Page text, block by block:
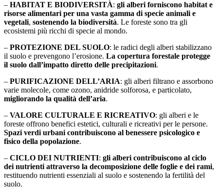
– HABITAT E BIODIVERSITÀ: gli alberi forniscono habitat e
risorse alimentari per una vasta gamma di specie animali e
vegetali, sostenendo la biodiversità. Le foreste sono tra gli
ecosistemi più ricchi di specie al mondo.
– PROTEZIONE DEL SUOLO: le radici degli alberi stabilizzano
il suolo e prevengono l’erosione. La copertura forestale protegge
il suolo dall’impatto diretto delle precipitazioni.
– PURIFICAZIONE DELL’ARIA: gli alberi filtrano e assorbono
varie molecole, come ozono, anidride solforosa, e particolato,
migliorando la qualità dell’aria.
– VALORE CULTURALE E RICREATIVO: gli alberi e le
foreste offrono benefici estetici, culturali e ricreativi per le persone.
Spazi verdi urbani contribuiscono al benessere psicologico e
fisico della popolazione.
– CICLO DEI NUTRIENTI: gli alberi contribuiscono al ciclo
dei nutrienti attraverso la decomposizione delle foglie e dei rami,
restituendo nutrienti essenziali al suolo e sostenendo la fertilità del
suolo.